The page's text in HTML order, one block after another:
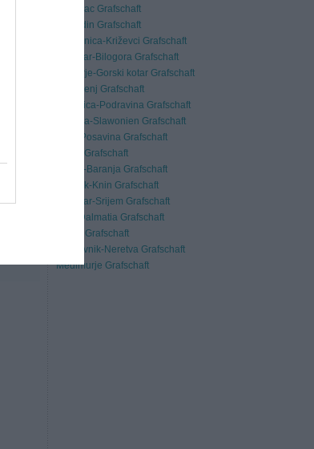
Karlovac Grafschaft
Varaždin Grafschaft
Koprivnica-Križevci Grafschaft
Bjelovar-Bilogora Grafschaft
Primorje-Gorski kotar Grafschaft
Lika-Senj Grafschaft
Virovitica-Podravina Grafschaft
Požega-Slawonien Grafschaft
Brod-Posavina Grafschaft
Zadar Grafschaft
Osijek-Baranja Grafschaft
Šibenik-Knin Grafschaft
Vukovar-Srijem Grafschaft
Split-Dalmatia Grafschaft
Istrien Grafschaft
Dubrovnik-Neretva Grafschaft
Medimurje Grafschaft